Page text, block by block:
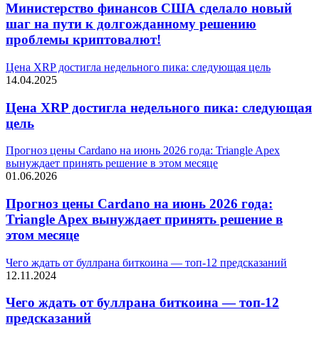
Министерство финансов США сделало новый
шаг на пути к долгожданному решению
проблемы криптовалют!
Цена XRP достигла недельного пика: следующая цель
14.04.2025
Цена XRP достигла недельного пика: следующая
цель
Прогноз цены Cardano на июнь 2026 года: Triangle Apex
вынуждает принять решение в этом месяце
01.06.2026
Прогноз цены Cardano на июнь 2026 года:
Triangle Apex вынуждает принять решение в
этом месяце
Чего ждать от буллрана биткоина — топ-12 предсказаний
12.11.2024
Чего ждать от буллрана биткоина — топ-12
предсказаний